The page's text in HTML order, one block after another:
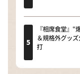
『相席食堂』
＆規格外グッ
打